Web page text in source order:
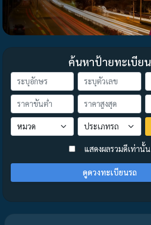
ค้นหาป้ายทะเบียน
> แสดงผลรวมดีเท่านั้น
ดูดวงทะเบียนรถ